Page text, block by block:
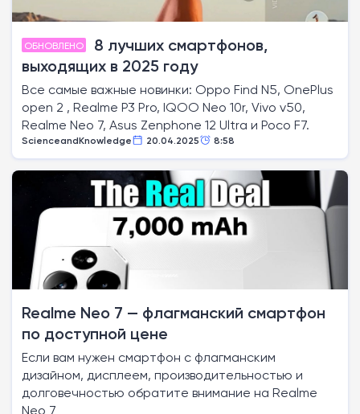
ОБНОВЛЕНО
8 лучших смартфонов,
выходящих в 2025 году
Все самые важные новинки: Oppo Find N5, OnePlus
open 2 , Realme P3 Pro, IQOO Neo 10r, Vivo v50,
Realme Neo 7, Asus Zenphone 12 Ultra и Poco F7.
ScienceandKnowledge 20.04.2025 8:58
Realme Neo 7 — флагманский смартфон
по доступной цене
Если вам нужен смартфон с флагманским
дизайном, дисплеем, производительностью и
долговечностью обратите внимание на Realme
Neo 7